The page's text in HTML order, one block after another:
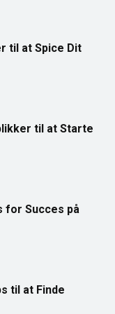
til at Spice Dit
til at Starte
for Succes på
til at Finde